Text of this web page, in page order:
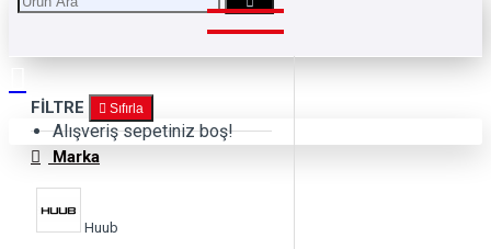
Alışveriş sepetiniz boş!
FILTRE Sıfırla
Marka
Huub